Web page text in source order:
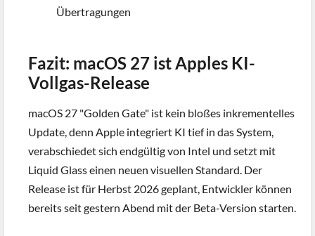
Übertragungen
Fazit: macOS 27 ist Apples KI-
Vollgas-Release
macOS 27 "Golden Gate" ist kein bloßes inkrementelles
Update, denn Apple integriert KI tief in das System,
verabschiedet sich endgültig von Intel und setzt mit
Liquid Glass einen neuen visuellen Standard. Der
Release ist für Herbst 2026 geplant, Entwickler können
bereits seit gestern Abend mit der Beta-Version starten.